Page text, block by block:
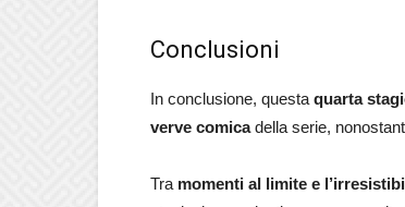
Conclusioni
In conclusione, questa quarta
verve comicadella serie,
Tra momenti al limite e